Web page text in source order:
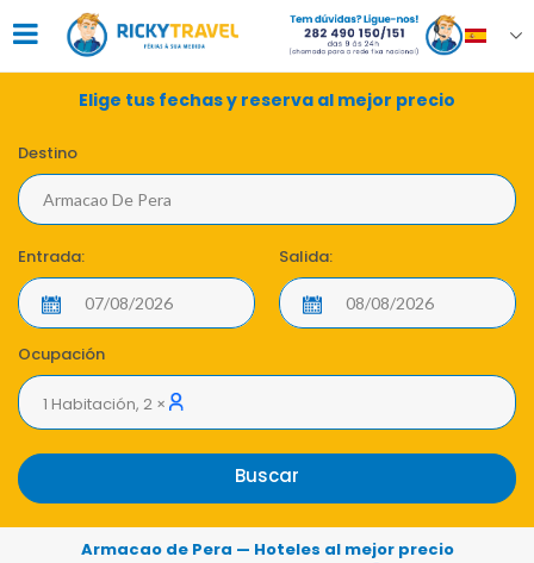
Elige tus fechas y reserva al mejor precio
Destino
Entrada: Salida:
Ocupación
1 Habitación, 2 ×
Buscar
Armacao de Pera — Hoteles al mejor precio